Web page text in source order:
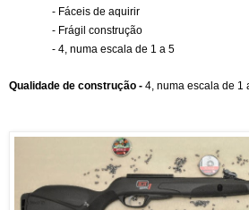
- Fáceis de aquirir
- Frágil construção
- 4, numa escala de 1 a 5
Qualidade de construção - 4, numa escala de 1